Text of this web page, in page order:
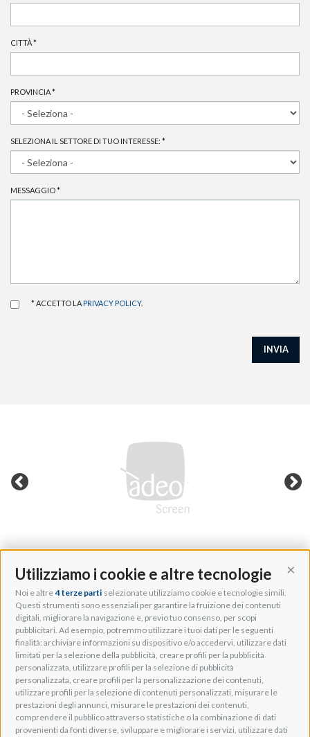
Utilizziamo i cookie e altre tecnologie
Noi e altre 4 terze parti selezionate utilizziamo cookie e tecnologie simili.
Questi strumenti sono essenziali per garantire la fruizione dei contenuti
digitali, migliorare la navigazione e, previo tuo consenso, per scopi
pubblicitari. Ad esempio, potremmo utilizzare i tuoi dati per le seguenti
finalità: archiviare informazioni su dispositivo e/o accedervi, utilizzare dati
limitati per la selezione della pubblicità, creare profili per la pubblicità
personalizzata, utilizzare profili per la selezione di pubblicità
personalizzata, creare profili per la personalizzazione dei contenuti,
utilizzare profili per la selezione di contenuti personalizzati, misurare le
prestazioni degli annunci, misurare le prestazioni dei contenuti,
comprendere il pubblico attraverso statistiche o la combinazione di dati
provenienti da fonti diverse, sviluppare e migliorare i servizi, utilizzare dati
CITTÀ*
PROVINCIA*
SELEZIONA IL SETTORE DI TUO INTERESSE: *
MESSAGGIO*
* ACCETTO LA PRIVACY POLICY.
INVIA
Adeo Group S.r.l.
Via della Zarga, 50
Lavis, 38015 TN, Italy
Tel: +39 0461 248211
P.IVA: IT01262500224
PEC: pec@pec.adeogroup.it
SDI: T04ZHR3
info@adeogroup.it
Adeo ProAV